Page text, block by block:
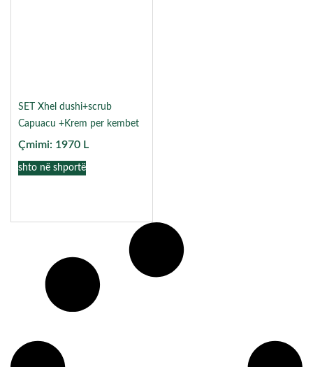
SET Xhel dushi+scrub
Capuacu +Krem per kembet
Çmimi: 1970 L
shto në shportë